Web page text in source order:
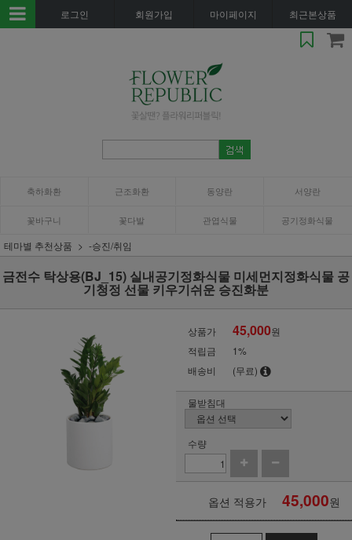
로그인 회원가입 마이페이지 최근본상품
축하화환 근조화환 동양란 서양란
꽃바구니 꽃다발 관엽식물 공기정화식물
테마별 추천상품 -승진/취임
금전수 탁상용(BJ_15) 실내공기정화식물 미세먼지정화식물 공
기청정 선물 키우기쉬운 승진화분
상품가 45,000원
적립금
1%
배송비
(무료)
물받침대
수량
옵션 적용가 45,000원